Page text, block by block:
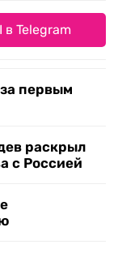
Telegram
первым
раскрыл
с Россией